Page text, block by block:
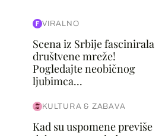
VIRALNO
Scena iz Srbije fascinirala
društvene mreže!
Pogledajte neobičnog
ljubimca...
KULTURA & ZABAVA
Kad su uspomene previše